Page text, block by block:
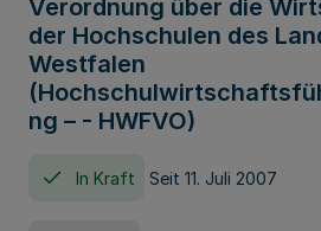
Verordnung über die
der Hochschulen des
Westfalen
ng – - HWFVO)
In Kraft Seit 11. Juli 2007